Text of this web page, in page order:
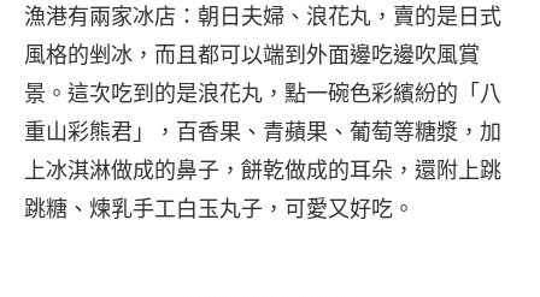
漁港有兩家冰店：朝日夫婦、浪花丸，賣的是日式
風格的剉冰，而且都可以端到外面邊吃邊吹風賞
景。這次吃到的是浪花丸，點一碗色彩繽紛的「八
重山彩熊君」，百香果、青蘋果、葡萄等糖漿，加
上冰淇淋做成的鼻子，餅乾做成的耳朵，還附上跳
跳糖、煉乳手工白玉丸子，可愛又好吃。